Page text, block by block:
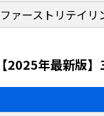
ファーストリテイリ
【2025年最新版